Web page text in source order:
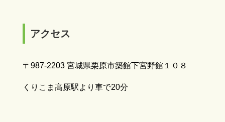
アクセス
〒987-2203 宮城県栗原市築館下宮野館１０８
くりこま高原駅より車で20分